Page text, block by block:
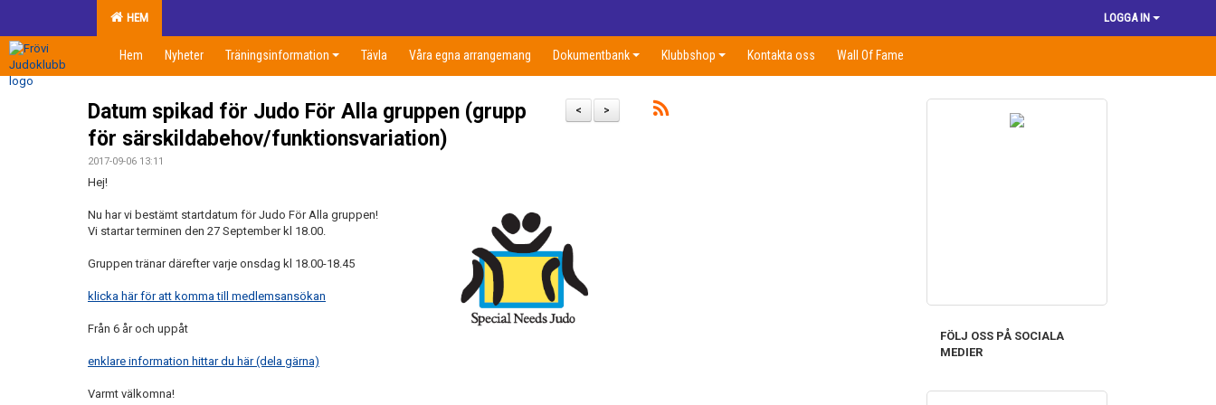
HEM LOGGA IN
Hem Nyheter Träningsinformation Tävla Våra egna arrangemang Dokumentbank Klubbshop Kontakta oss Wall Of Fame
>
<
Datum spikad för Judo För Alla gruppen (grupp
för särskildabehov/funktionsvariation)
2017-09-06 13:11
Hej!
Nu har vi bestämt startdatum för Judo För Alla gruppen!
Vi startar terminen den 27 September kl 18.00.
Gruppen tränar därefter varje onsdag kl 18.00-18.45
klicka här för att komma till medlemsansökan
Från 6 år och uppåt
enklare information hittar du här (dela gärna)
Varmt välkomna!
FÖLJ OSS PÅ SOCIALA
MEDIER